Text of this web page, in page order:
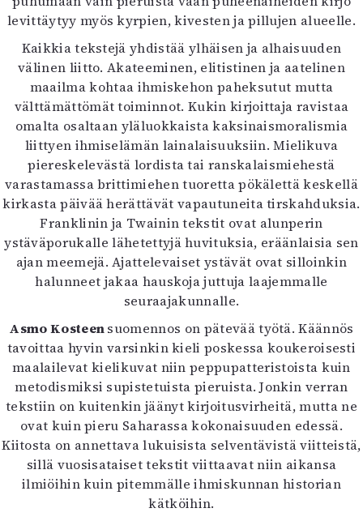
levittäytyy myös kyrpien, kivesten ja pillujen alueelle.
Kaikkia tekstejä yhdistää ylhäisen ja alhaisuuden
välinen liitto. Akateeminen, elitistinen ja aatelinen
maailma kohtaa ihmiskehon paheksutut mutta
välttämättömät toiminnot. Kukin kirjoittaja ravistaa
omalta osaltaan yläluokkaista kaksinaismoralismia
liittyen ihmiselämän lainalaisuuksiin. Mielikuva
piereskelevästä lordista tai ranskalaismiehestä
varastamassa brittimiehen tuoretta pökälettä keskellä
kirkasta päivää herättävät vapautuneita tirskahduksia.
Franklinin ja Twainin tekstit ovat alunperin
ystäväporukalle lähetettyjä huvituksia, eräänlaisia sen
ajan meemejä. Ajattelevaiset ystävät ovat silloinkin
halunneet jakaa hauskoja juttuja laajemmalle
seuraajakunnalle.
Asmo Kosteensuomennos on pätevää työtä. Käännös
tavoittaa hyvin varsinkin kieli poskessa koukeroisesti
maalailevat kielikuvat niin peppupatteristoista kuin
metodismiksi supistetuista pieruista. Jonkin verran
tekstiin on kuitenkin jäänyt kirjoitusvirheitä, mutta ne
ovat kuin pieru Saharassa kokonaisuuden edessä.
Kiitosta on annettava lukuisista selventävistä viitteistä,
sillä vuosisataiset tekstit viittaavat niin aikansa
ilmiöihin kuin pitemmälle ihmiskunnan historian
kätköihin.